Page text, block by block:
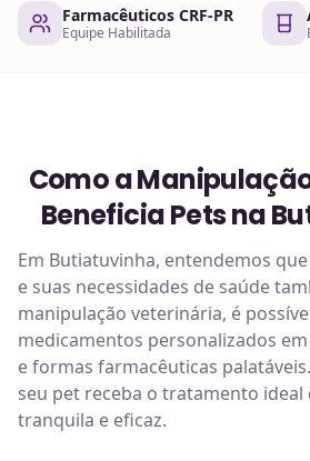
Farmacêuticos CRF-PR
Equipe Habilitada
Como a
Beneficia Pets na
Em Butiatuvinha, entendemos
e suas necessidades de saúde
manipulação veterinária, é
medicamentos personalizados
e formas farmacêuticas
seu pet receba o tratamento ideal
tranquila e eficaz.